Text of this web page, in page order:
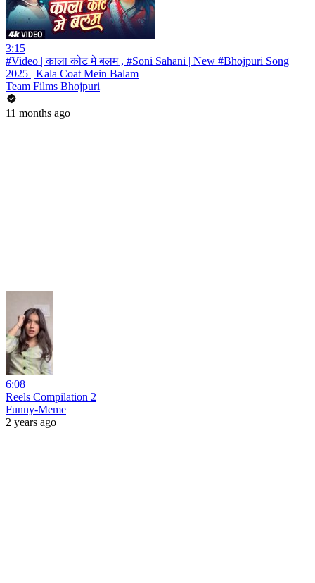
3:15
#Video | काला कोट मे बलम , #Soni Sahani | New #Bhojpuri Song
2025 | Kala Coat Mein Balam
Team Films Bhojpuri
11 months ago
6:08
Reels Compilation 2
Funny-Meme
2 years ago